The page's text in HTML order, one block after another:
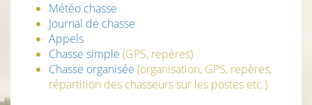
Météo chasse
Journal de chasse
Appels
Chasse simple (GPS, repères)
Chasse organisée (organisation, GPS, repères,
répartition des chasseurs sur les postes etc.)